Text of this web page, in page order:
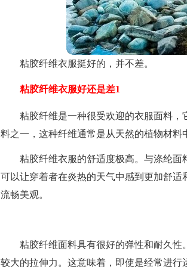
粘胶纤维衣服挺好的，并不差。
粘胶纤维衣服好还是差1
粘胶纤维是一种很受欢迎的衣服面料
料之一，这种纤维通常是从天然的植物材
粘胶纤维衣服的舒适度极高。与涤纶
可以让穿着者在炎热的天气中感到更加舒
流畅美观。
粘胶纤维面料具有很好的弹性和耐久
较大的拉伸力。这意味着，即使是经常进